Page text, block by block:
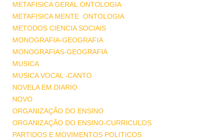
METAFISICA GERAL.ONTOLOGIA
METAFISICA MENTE .ONTOLOGIA
METODOS CIENCIA SOCIAIS
MONOGRAFIA-GEOGRAFIA
MONOGRAFIAS-GEOGRAFIA
MUSICA
MUSICA VOCAL -CANTO
NOVELA EM DIARIO
NOVO
ORGANIZAÇÃO DO ENSINO
ORGANIZAÇÃO DO ENSINO-CURRICULOS
PARTIDOS E MOVIMENTOS POLITICOS